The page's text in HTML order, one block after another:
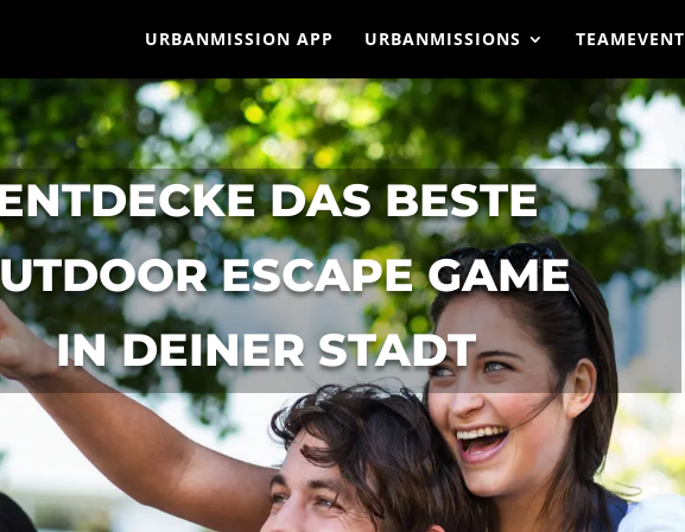
URBANMISSION APP URBANMISSIONS TEAMEVENT
DAS BESTE
ESCAPE GAME
IN DEINER STADT